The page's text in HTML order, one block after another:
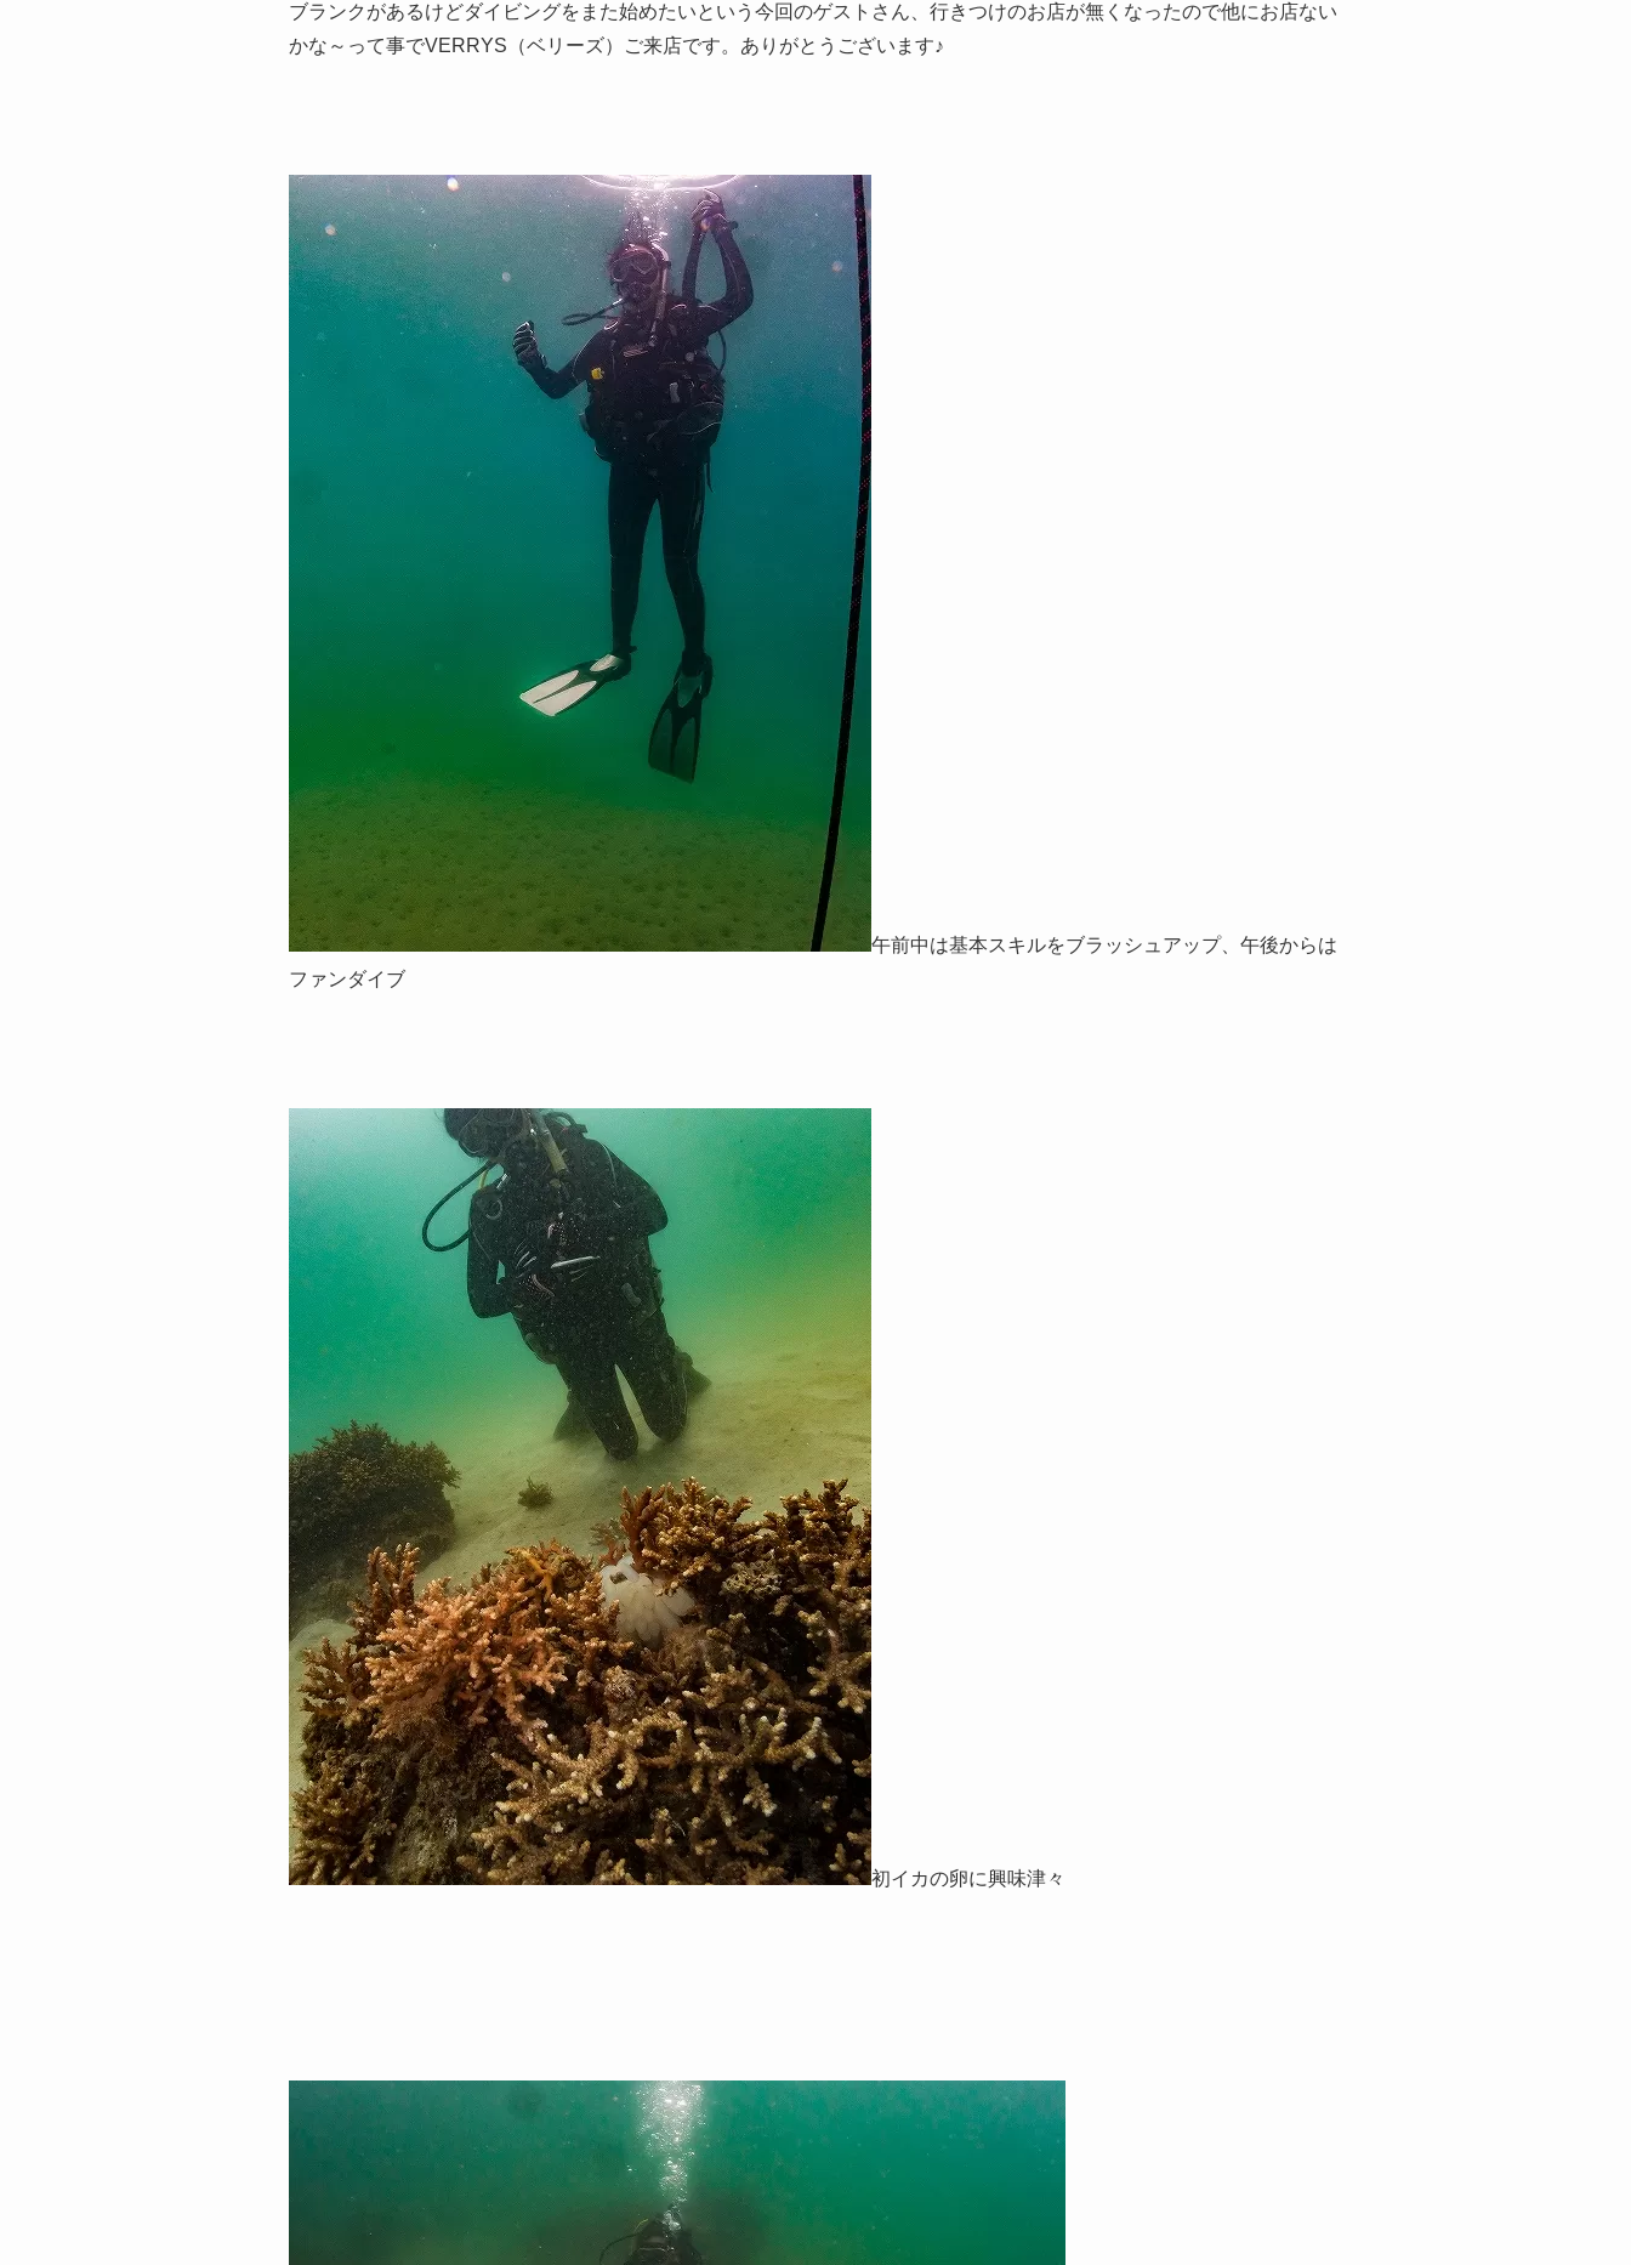
ブランクがあるけどダイビングをまた始めたいという今回のゲストさん、行きつけのお店が無くなったので他にお店ない
かな～って事でVERRYS（ベリーズ）ご来店です。ありがとうございます♪
午前中は基本スキルをブラッシュアップ、午後からは
ファンダイブ
初イカの卵に興味津々